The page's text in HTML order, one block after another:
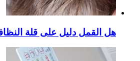
هل القمل دليل على قلة